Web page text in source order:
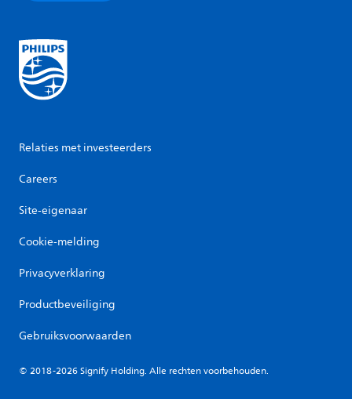
Relaties met investeerders
Careers
Site-eigenaar
Cookie-melding
Privacyverklaring
Productbeveiliging
Gebruiksvoorwaarden
© 2018-2026 Signify Holding. Alle rechten voorbehouden.